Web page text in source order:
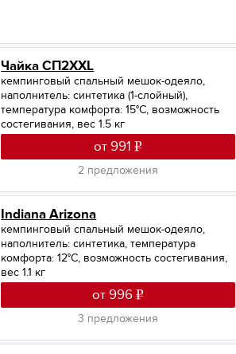
Чайка СП2XXL
кемпинговый спальный мешок-одеяло,
наполнитель: синтетика (1-слойный),
температура комфорта: 15°С, возможность
состегивания, вес 1.5 кг
от 991
2 предложения
Indiana Arizona
кемпинговый спальный мешок-одеяло,
наполнитель: синтетика, температура
комфорта: 12°С, возможность состегивания,
вес 1.1 кг
от 996
3 предложения